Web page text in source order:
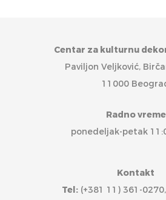
Centar za kulturnu
Paviljon Veljković,
11000
Radno vreme
ponedeljak-petak
Kontakt
Tel: (+381 11) 361-